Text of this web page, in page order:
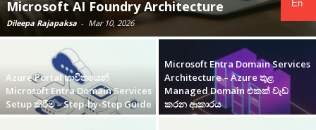
En
Microsoft AI Foundry Architecture
Dileepa Rajapaksa - Mar 10, 2026
Azure Portal භාවිතයෙන්
Microsoft Entra Domain Services
Setup කිරීම – Step-by-Step Guide
Microsoft Entra Domain Services
Architecture – Azure තුළ
Managed Domain එකක් වැඩ
කරන ආකාරය